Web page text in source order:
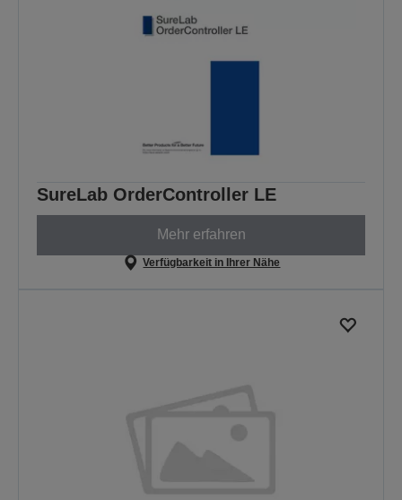
SureLab OrderController LE
Mehr erfahren
Verfügbarkeit in Ihrer Nähe